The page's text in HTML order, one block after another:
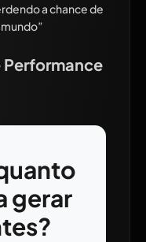
a chance de
Performance
gerar